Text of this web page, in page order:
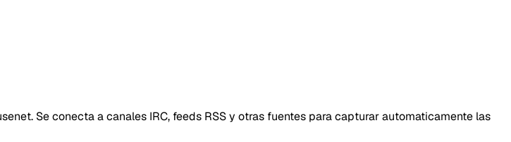
Se conecta a canales IRC, feeds RSS y otras fuentes para capturar automaticamente las